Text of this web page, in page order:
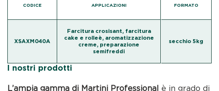
CODICE APPLICAZIONI
XSAXM040A
Farcitura crosisant, farcitura
cake e rolleè, aromatizzazione
creme, preparazione
semifreddi
FORMATO
secchio 5kg
I nostri prodotti
L’ampia gamma di Martini Professional è in grado di